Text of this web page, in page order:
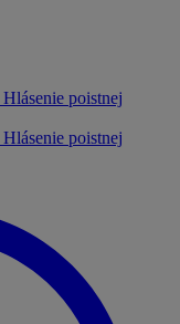
Hlásenie poistnej
Hlásenie poistnej